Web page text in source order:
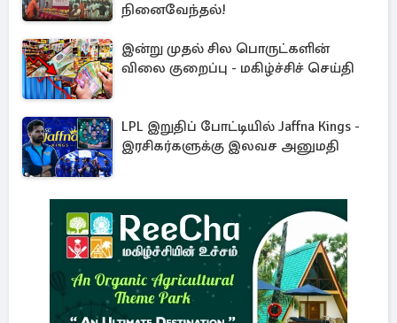
நினைவேந்தல்!
இன்று முதல் சில பொருட்களின்
விலை குறைப்பு - மகிழ்ச்சிச் செய்தி
LPL இறுதிப் போட்டியில் Jaffna Kings -
இரசிகர்களுக்கு இலவச அனுமதி